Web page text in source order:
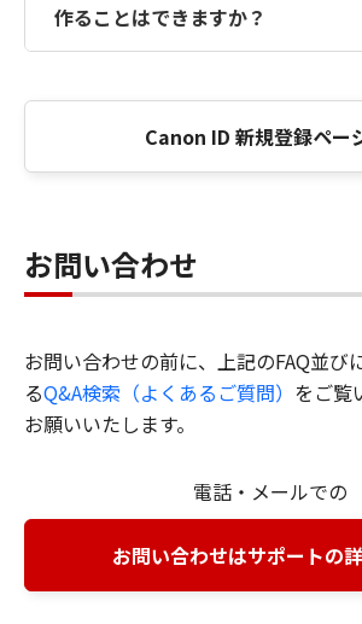
作ることはできますか？
Canon ID 新規登録ペー
お問い合わせ
お問い合わせの前に、上記のFAQ並び
るQ&A検索（よくあるご質問） をご覧
お願いいたします。
電話・メールでの
お問い合わせはサポートの